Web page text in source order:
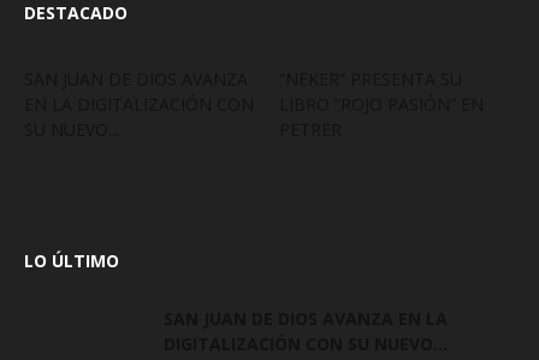
DESTACADO
LO ÚLTIMO